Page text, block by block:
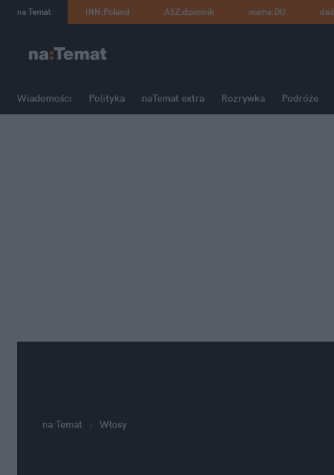
na:Temat INN:Poland ASZ:dziennik mama:DU dad
Wiadomości Polityka naTemat extra Rozrywka Podróże
na:Temat Włosy